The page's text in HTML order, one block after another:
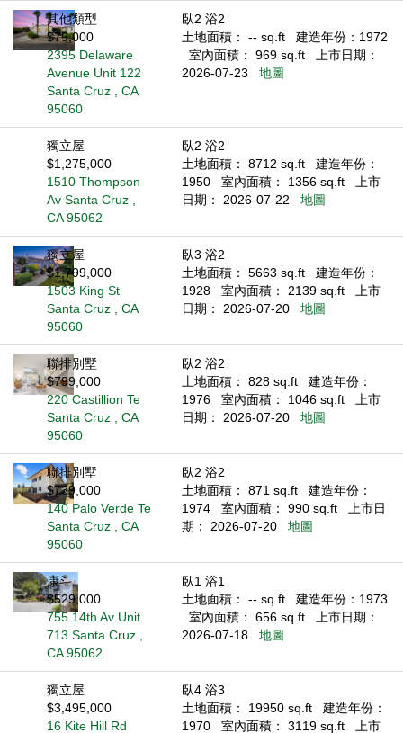
其他類型
$79,000
2395 Delaware
Avenue Unit 122
Santa Cruz , CA
95060
臥2 浴2
土地面積： -- sq.ft
建造年份：1972
室內面積： 969 sq.ft
上市日期：
2026-07-23
地圖
獨立屋
$1,275,000
1510 Thompson
Av Santa Cruz ,
CA 95062
臥2 浴2
土地面積： 8712 sq.ft
建造年份：
1950
室內面積： 1356 sq.ft
上市
日期： 2026-07-22
地圖
獨立屋
$1,799,000
1503 King St
Santa Cruz , CA
95060
臥3 浴2
土地面積： 5663 sq.ft
建造年份：
1928
室內面積： 2139 sq.ft
上市
日期： 2026-07-20
地圖
聯排別墅
$799,000
220 Castillion Te
Santa Cruz , CA
95060
臥2 浴2
土地面積： 828 sq.ft
建造年份：
1976
室內面積： 1046 sq.ft
上市
日期： 2026-07-20
地圖
聯排別墅
$739,000
140 Palo Verde Te
Santa Cruz , CA
95060
臥2 浴2
土地面積： 871 sq.ft
建造年份：
1974
室內面積： 990 sq.ft
上市日
期： 2026-07-20
地圖
康斗
$529,000
755 14th Av Unit
713 Santa Cruz ,
CA 95062
臥1 浴1
土地面積： -- sq.ft
建造年份：1973
室內面積： 656 sq.ft
上市日期：
2026-07-18
地圖
獨立屋
$3,495,000
16 Kite Hill Rd
臥4 浴3
土地面積： 19950 sq.ft
建造年份：
1970
室內面積： 3119 sq.ft 上市